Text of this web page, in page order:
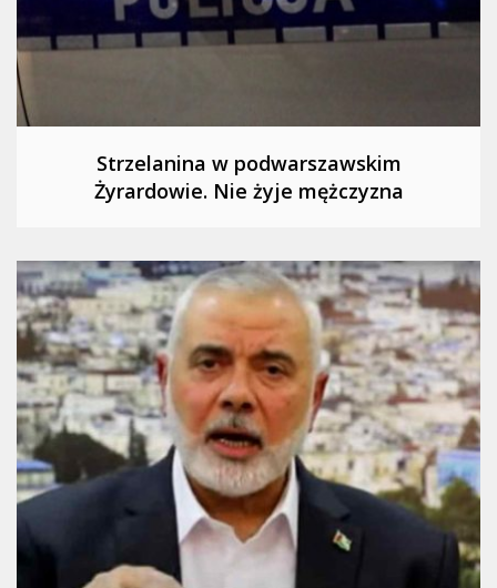
Strzelanina w podwarszawskim
Żyrardowie. Nie żyje mężczyzna